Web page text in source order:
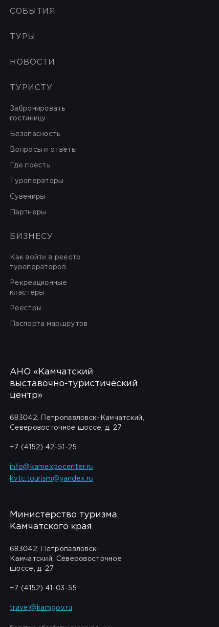
СОБЫТИЯ
ТУРЫ
НОВОСТИ
ТУРИСТУ
Забронировать
гостиницу
Безопасность
Вопросы и ответы
Где поесть
Туроператоры
Сувениры
Партнеры
БИЗНЕСУ
Как войти в реестр
туроператоров
Рекреационные
кластеры
Реестры
Паспорта маршрутов
АНО «Камчатский
выставочно-туристический
центр»
683042, Петропавловск-Камчатский,
Северовосточное шоссе, д. 27
+7 (4152) 42-51-25
info@kamexpocenter.ru
kvtc.tourism@yandex.ru
Министерство туризма
Камчатского края
683042, Петропавловск-
Камчатский, Северовосточное
шоссе, д. 27
+7 (4152) 41-03-55
travel@kamgov.ru